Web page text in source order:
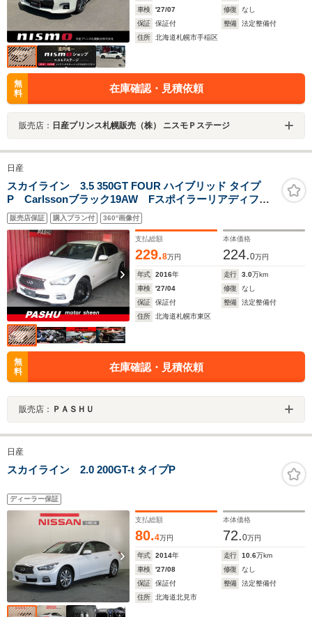
車検
'27/07 修復
なし
保証
保証付 整備
法定整備付
住所
北海道札幌市手稲区
無
料
在庫確認・見積依頼
販売店： 日産プリンス札幌販売（株） ニスモＰステージ
日産
スカイライン 3.5 350GT FOUR ハイブリッド タイプ
P Carlssonブラック19AW Fスポイラーリアディフュ
ーザー SDナビ地デジTV全方位モニタードライブレコー
ダー 本革Pシート 逸脱防止装置 衝突被害軽減ブレー
キ クルーズコントロールLEDライト
販売店保証 購入プラン付 360°画像付
支払総額
229.8万円
本体価格
224.0万円
年式 2016年 走行 3.0万km
車検
'27/04 修復
なし
保証
保証付 整備
法定整備付
住所
北海道札幌市東区
無
料
在庫確認・見積依頼
販売店： ＰＡＳＨＵ
日産
スカイライン 2.0 200GT-t タイプP
ディーラー保証
支払総額
80.4万円
本体価格
72.0万円
年式 2014年 走行 10.6万km
車検
'27/08 修復
なし
保証
保証付 整備
法定整備付
住所
北海道北見市